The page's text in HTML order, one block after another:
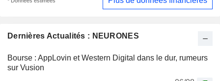
Dernières Actualités : NEURONES
Bourse : AppLovin et Western Digital dans le dur, rumeurs
sur Vusion